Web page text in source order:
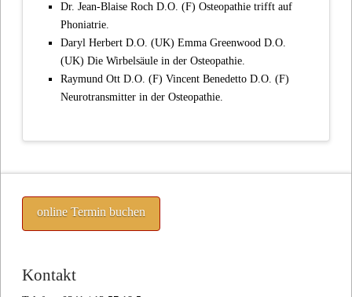
Dr. Jean-Blaise Roch D.O. (F) Osteopathie trifft auf
Phoniatrie.
Daryl Herbert D.O. (UK) Emma Greenwood D.O.
(UK) Die Wirbelsäule in der Osteopathie.
Raymund Ott D.O. (F) Vincent Benedetto D.O. (F)
Neurotransmitter in der Osteopathie.
online Termin buchen
Kontakt